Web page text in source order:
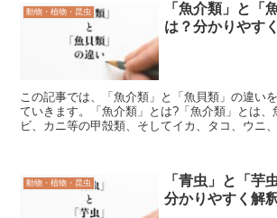
動物・植物・昆虫
「魚介類」と「
は？分かりやす
この記事では、「魚介類」と「魚貝類」の違い
ていきます。「魚介類」とは?「魚介類」とは、
ビ、カニ等の甲殻類、そしてイカ、タコ、ウニ
動物・植物・昆虫
「青虫」と「芋
分かりやすく解